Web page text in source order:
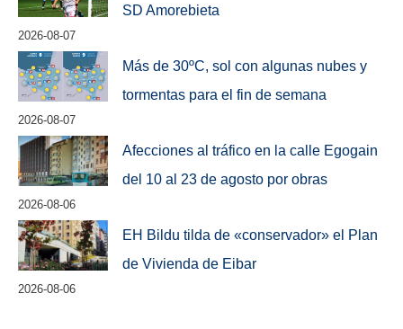
SD Amorebieta
2026-08-07
Más de 30ºC, sol con algunas nubes y
tormentas para el fin de semana
2026-08-07
Afecciones al tráfico en la calle Egogain
del 10 al 23 de agosto por obras
2026-08-06
EH Bildu tilda de «conservador» el Plan
de Vivienda de Eibar
2026-08-06